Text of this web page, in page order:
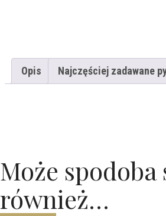
Opis Najczęściej zadawane
Może spodoba
również…